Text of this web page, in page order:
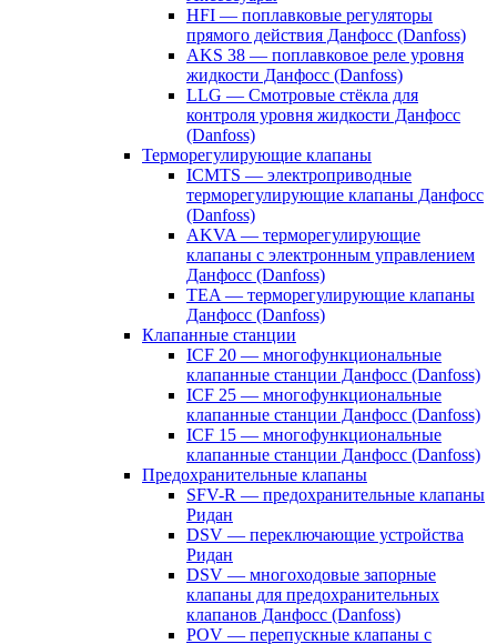
HFI — поплавковые регуляторы
прямого действия Данфосс (Danfoss)
AKS 38 — поплавковое реле уровня
жидкости Данфосс (Danfoss)
LLG — Смотровые стёкла для
контроля уровня жидкости Данфосс
(Danfoss)
Терморегулирующие клапаны
ICMTS — электроприводные
терморегулирующие клапаны Данфосс
(Danfoss)
AKVA — терморегулирующие
клапаны с электронным управлением
Данфосс (Danfoss)
TEA — терморегулирующие клапаны
Данфосс (Danfoss)
Клапанные станции
ICF 20 — многофункциональные
клапанные станции Данфосс (Danfoss)
ICF 25 — многофункциональные
клапанные станции Данфосс (Danfoss)
ICF 15 — многофункциональные
клапанные станции Данфосс (Danfoss)
Предохранительные клапаны
SFV-R — предохранительные клапаны
Ридан
DSV — переключающие устройства
Ридан
DSV — многоходовые запорные
клапаны для предохранительных
клапанов Данфосс (Danfoss)
POV — перепускные клапаны с